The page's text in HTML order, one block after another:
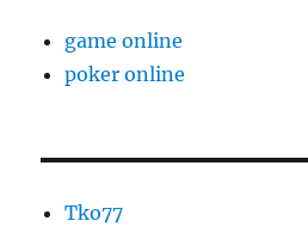
game online
poker online
Tko77